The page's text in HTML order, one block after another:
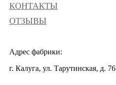
КОНТАКТЫ
ОТЗЫВЫ
Адрес фабрики:
г. Калуга, ул. Тарутинская, д. 76